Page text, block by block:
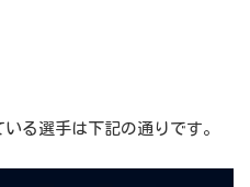
る選手は下記の通りです。